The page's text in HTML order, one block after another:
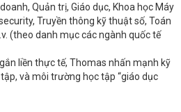
Quản trị, Giáo dục, Khoa học Máy
Truyền thông kỹ thuật số, Toán
(theo danh mục các ngành quốc tế
liền thực tế, Thomas nhấn mạnh kỹ
và môi trường học tập “giáo dục